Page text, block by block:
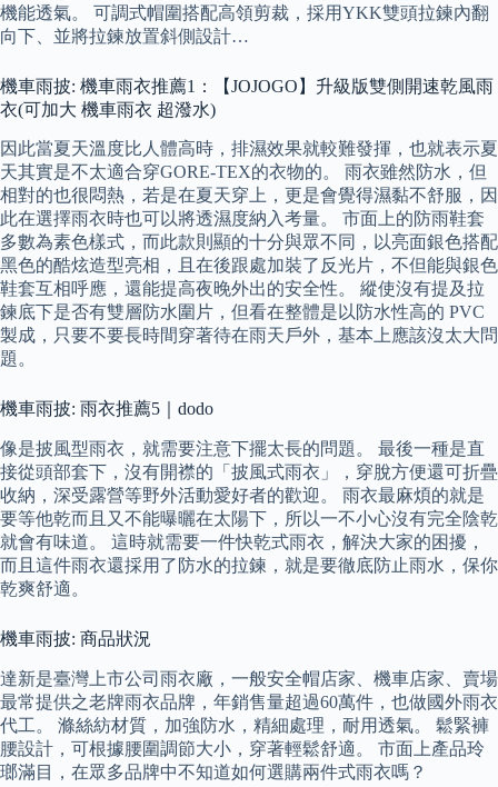
機能透氣。 可調式帽圍搭配高領剪裁，採用YKK雙頭拉鍊內翻
向下、並將拉鍊放置斜側設計…
機車雨披: 機車雨衣推薦1：【JOJOGO】升級版雙側開速乾風雨
衣(可加大 機車雨衣 超潑水)
因此當夏天溫度比人體高時，排濕效果就較難發揮，也就表示夏
天其實是不太適合穿GORE-TEX的衣物的。 雨衣雖然防水，但
相對的也很悶熱，若是在夏天穿上，更是會覺得濕黏不舒服，因
此在選擇雨衣時也可以將透濕度納入考量。 市面上的防雨鞋套
多數為素色樣式，而此款則顯的十分與眾不同，以亮面銀色搭配
黑色的酷炫造型亮相，且在後跟處加裝了反光片，不但能與銀色
鞋套互相呼應，還能提高夜晚外出的安全性。 縱使沒有提及拉
鍊底下是否有雙層防水圍片，但看在整體是以防水性高的 PVC
製成，只要不要長時間穿著待在雨天戶外，基本上應該沒太大問
題。
機車雨披: 雨衣推薦5｜dodo
像是披風型雨衣，就需要注意下擺太長的問題。 最後一種是直
接從頭部套下，沒有開襟的「披風式雨衣」，穿脫方便還可折疊
收納，深受露營等野外活動愛好者的歡迎。 雨衣最麻煩的就是
要等他乾而且又不能曝曬在太陽下，所以一不小心沒有完全陰乾
就會有味道。 這時就需要一件快乾式雨衣，解決大家的困擾，
而且這件雨衣還採用了防水的拉鍊，就是要徹底防止雨水，保你
乾爽舒適。
機車雨披: 商品狀況
達新是臺灣上市公司雨衣廠，一般安全帽店家、機車店家、賣場
最常提供之老牌雨衣品牌，年銷售量超過60萬件，也做國外雨衣
代工。 滌絲紡材質，加強防水，精細處理，耐用透氣。 鬆緊褲
腰設計，可根據腰圍調節大小，穿著輕鬆舒適。 市面上產品玲
瑯滿目，在眾多品牌中不知道如何選購兩件式雨衣嗎？